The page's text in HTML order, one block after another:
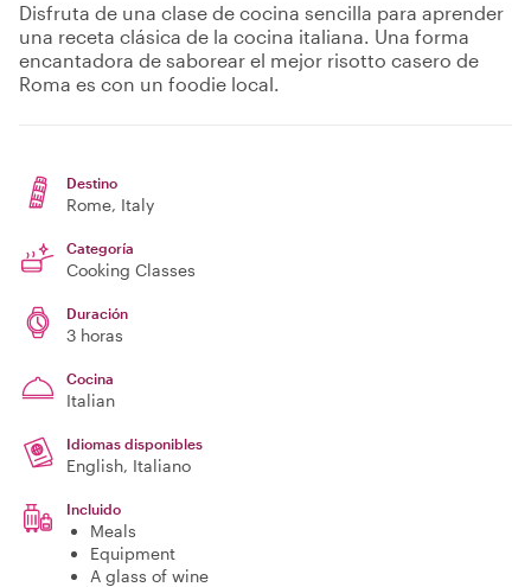
Disfruta de una clase de cocina sencilla para aprender
una receta clásica de la cocina italiana. Una forma
encantadora de saborear el mejor risotto casero de
Roma es con un foodie local.
Destino
Rome, Italy
Categoría
Cooking Classes
Duración
3 horas
Cocina
Italian
Idiomas disponibles
English, Italiano
Incluido
Meals
Equipment
A glass of wine